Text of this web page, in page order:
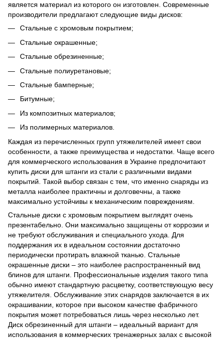
является материал из которого он изготовлен. Современные
производители предлагают следующие виды дисков:
Стальные с хромовым покрытием;
Стальные окрашенные;
Стальные обрезиненные;
Стальные полиуретановые;
Стальные бамперные;
Битумные;
Из композитных материалов;
Из полимерных материалов.
Каждая из перечисленных групп утяжелителей имеет свои
особенности, а также преимущества и недостатки. Чаще всего
для коммерческого использования в Украине предпочитают
купить диски для штанги из стали с различными видами
покрытий. Такой выбор связан с тем, что именно снаряды из
металла наиболее практичны и долговечны, а также
максимально устойчивы к механическим повреждениям.
Стальные диски с хромовым покрытием выглядят очень
презентабельно. Они максимально защищены от коррозии и
не требуют обслуживания и специального ухода. Для
поддержания их в идеальном состоянии достаточно
периодически протирать влажной тканью. Стальные
окрашенные диски – это наиболее распространенный вид
блинов для штанги. Профессиональные изделия такого типа
обычно имеют стандартную расцветку, соответствующую весу
утяжелителя. Обслуживание этих снарядов заключается в их
окрашивании, которое при высоком качестве фабричного
покрытия может потребоваться лишь через несколько лет.
Диск обрезиненный для штанги – идеальный вариант для
использования в коммерческих тренажерных залах с высокой